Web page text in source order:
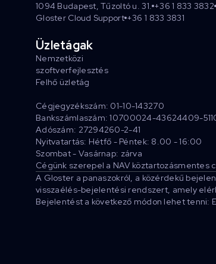
1094 Budapest, Tűzoltó u. 31. +36 1 833 3832
Gloster Cloud Support +36 1 833 3831
Üzletágak
Nemzetközi
szoftverfejlesztés
Felhő üzletág
Cégjegyzékszám: 01-10-143270
Bankszámlaszám: 10700024-43624409-
Adószám: 27294260-2-41
Nyitvatartás: Hétfő - Péntek: 8.00 - 16:00
Szombat - Vasárnap: zárva
Cégünk szerepel a NAV köztartozásmentes
A Gloster a panaszokról, a közérdekű
visszaélés-bejelentési rendszert, amely
Bejelentést a következő módon lehet tenni: